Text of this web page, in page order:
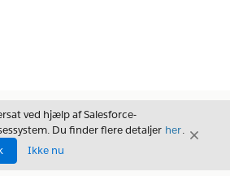
ved hjælp af Salesforce-
Du finder flere detaljer her.
Ikke nu
Luk